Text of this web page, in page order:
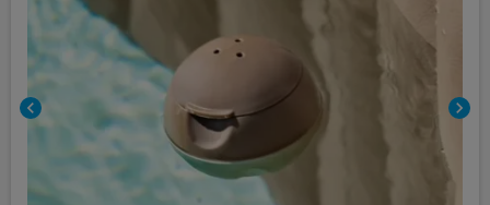
chevron_left chevron_right